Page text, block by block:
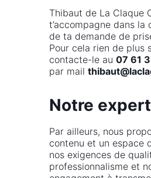
Thibaut de La Claque
t’accompagne dans la
de ta demande de
Pour cela rien de plus
contacte-le au 07 61
par mail
Notre
Par ailleurs, nous
contenu et un espace
nos exigences de
professionnalisme et